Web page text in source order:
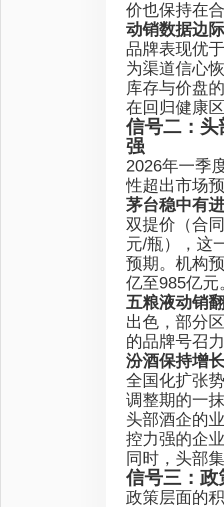
价也保持在
动销数据边
品牌表现优
为渠道信心
库存与价盘
在回归健康
信号二：
强
2026年一季
性超出市场
茅台稳中有
双提价（合
元/瓶），这
预期。机构
亿至985亿元
五粮液动销
出色，部分
的品牌号召
汾酒保持增
全国化扩张
调整期的一
头部酒企的
控力强的企
同时，头部
信号三：
政策层面的